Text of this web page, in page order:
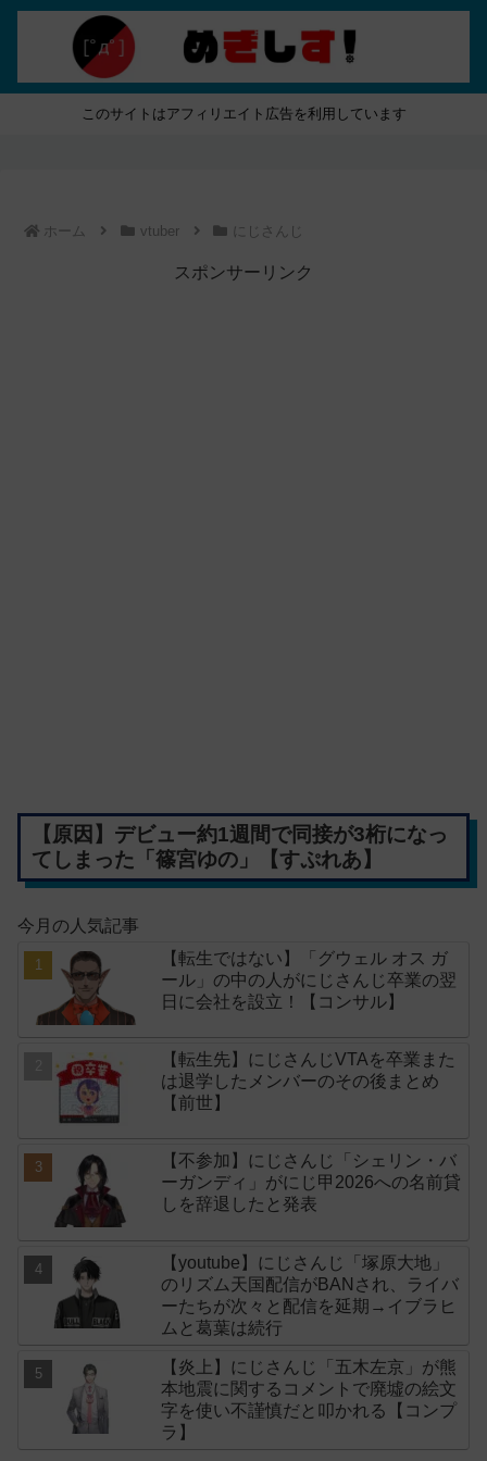
このサイトはアフィリエイト広告を利用しています
ホーム vtuber にじさんじ
スポンサーリンク
【原因】デビュー約1週間で同接が3桁になっ
てしまった「篠宮ゆの」【すぷれあ】
今月の人気記事
【転生ではない】「グウェル オス ガ
ール」の中の人がにじさんじ卒業の翌
日に会社を設立！【コンサル】
【転生先】にじさんじVTAを卒業また
は退学したメンバーのその後まとめ
【前世】
【不参加】にじさんじ「シェリン・バ
ーガンディ」がにじ甲2026への名前貸
しを辞退したと発表
【youtube】にじさんじ「塚原大地」
のリズム天国配信がBANされ、ライバ
ーたちが次々と配信を延期→イブラヒ
ムと葛葉は続行
【炎上】にじさんじ「五木左京」が熊
本地震に関するコメントで廃墟の絵文
字を使い不謹慎だと叩かれる【コンプ
ラ】